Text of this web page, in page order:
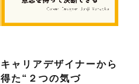
キャリアデザイナーから
得た“２つの気づ